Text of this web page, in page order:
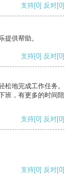
支持[0] 反对[0]
提供帮助。
支持[0] 反对[0]
地完成工作任务。
班，有更多的时间陪
支持[0] 反对[0]
支持[0] 反对[0]